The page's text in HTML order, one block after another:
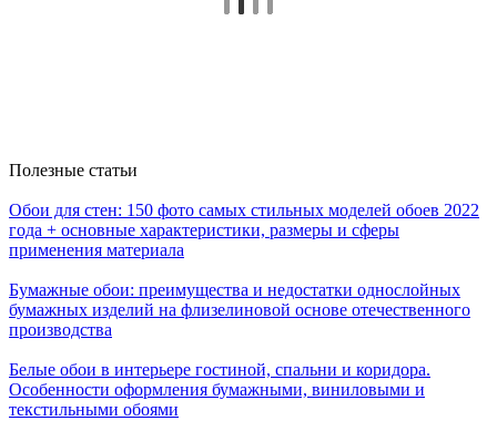
Полезные статьи
Обои для стен: 150 фото самых стильных моделей обоев 2022
года + основные характеристики, размеры и сферы
применения материала
Бумажные обои: преимущества и недостатки однослойных
бумажных изделий на флизелиновой основе отечественного
производства
Белые обои в интерьере гостиной, спальни и коридора.
Особенности оформления бумажными, виниловыми и
текстильными обоями